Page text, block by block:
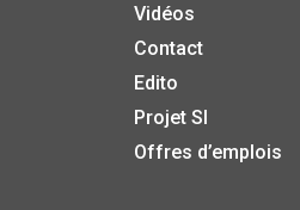
Vidéos
Contact
Edito
Projet SI
Offres d’emplois